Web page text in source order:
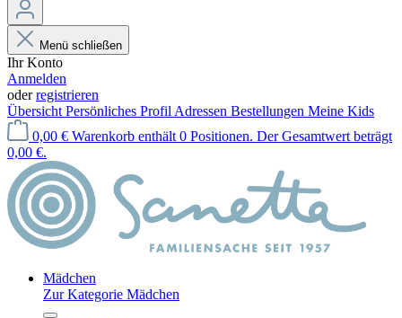
Menü schließen
Ihr Konto
Anmelden
oderregistrieren
Übersicht Persönliches Profil Adressen Bestellungen Meine Kids
0,00 € Warenkorb enthält 0 Positionen. Der Gesamtwert beträgt
0,00 €.
Mädchen
Zur Kategorie Mädchen